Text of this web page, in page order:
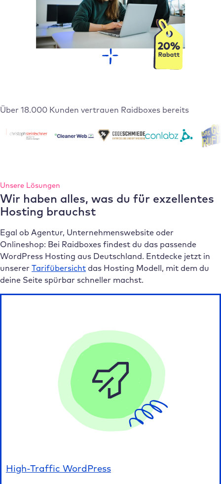
Über 18.000 Kunden vertrauen Raidboxes bereits
Unsere Lösungen
Wir haben alles, was du für exzellentes
Hosting brauchst
Egal ob Agentur, Unternehmenswebsite oder
Onlineshop: Bei Raidboxes findest du das passende
WordPress Hosting aus Deutschland. Entdecke jetzt in
unserer Tarifübersicht das Hosting Modell, mit dem du
deine Seite spürbar schneller machst.
High-Traffic WordPress